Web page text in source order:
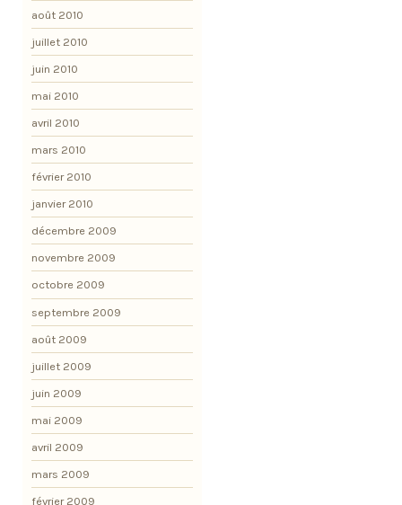
août 2010
juillet 2010
juin 2010
mai 2010
avril 2010
mars 2010
février 2010
janvier 2010
décembre 2009
novembre 2009
octobre 2009
septembre 2009
août 2009
juillet 2009
juin 2009
mai 2009
avril 2009
mars 2009
février 2009